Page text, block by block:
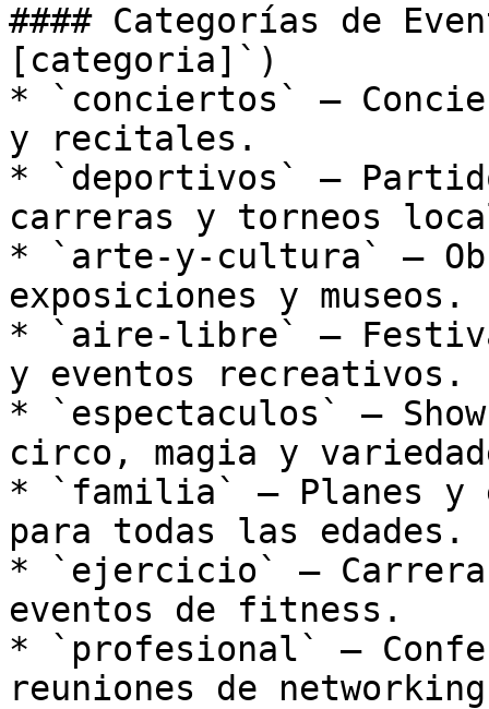
#### Categorías de
[categoria]`)
* `conciertos` —
y recitales.
* `deportivos` —
carreras y torneos
* `arte-y-cultura` —
exposiciones y museos.
* `aire-libre` —
y eventos recreativos.
* `espectaculos` —
circo, magia y
* `familia` — Planes y
para todas las edades.
* `ejercicio` —
eventos de fitness.
* `profesional` —
reuniones de